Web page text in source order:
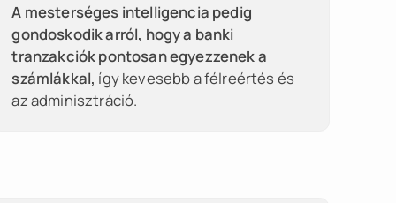
A mesterséges intelligencia pedig
gondoskodik arról, hogy a banki
tranzakciók pontosan egyezzenek a
számlákkal, így kevesebb a félreértés és
az adminisztráció.